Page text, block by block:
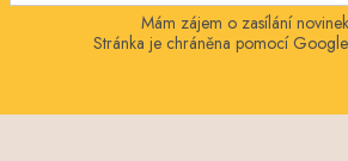
Mám zájem o zasílání
Stránka je chráněna pomocí